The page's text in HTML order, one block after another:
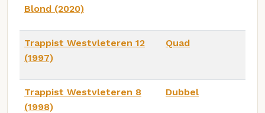
Blond (2020)
Trappist Westvleteren 12
(1997)
Quad
Trappist Westvleteren 8
(1998)
Dubbel